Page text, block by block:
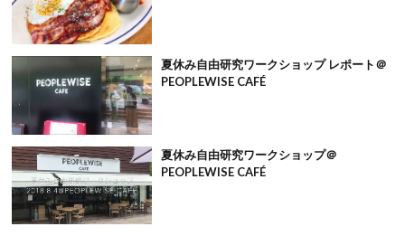
夏休み自由研究ワークショップ レポート＠
PEOPLEWISE CAFÉ
夏休み自由研究ワークショップ＠
PEOPLEWISE CAFÉ